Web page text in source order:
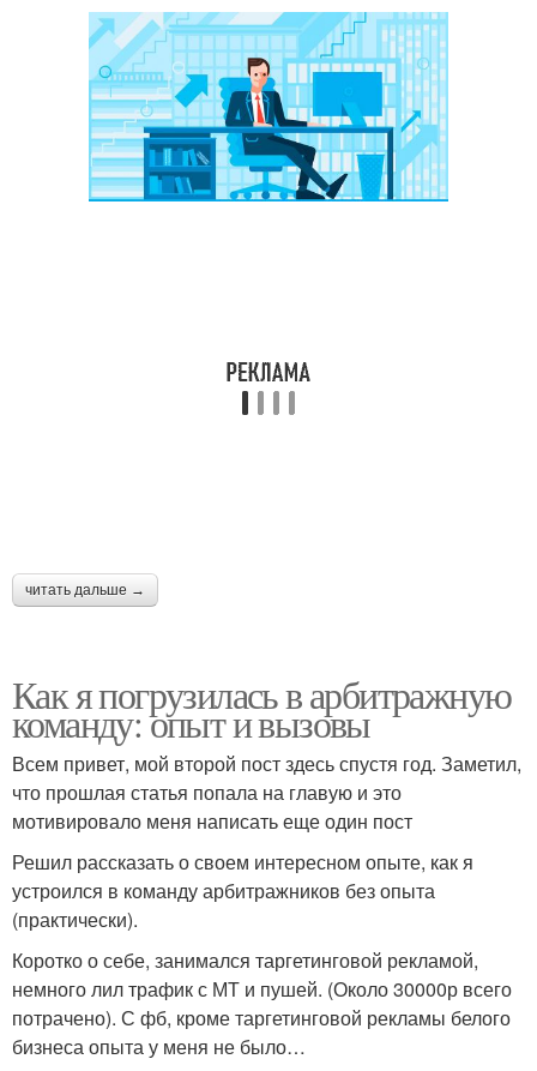
читать дальше →
Как я погрузилась в арбитражную
команду: опыт и вызовы
Всем привет, мой второй пост здесь спустя год. Заметил,
что прошлая статья попала на главую и это
мотивировало меня написать еще один пост
Решил рассказать о своем интересном опыте, как я
устроился в команду арбитражников без опыта
(практически).
Коротко о себе, занимался таргетинговой рекламой,
немного лил трафик с МТ и пушей. (Около 30000р всего
потрачено). С фб, кроме таргетинговой рекламы белого
бизнеса опыта у меня не было…